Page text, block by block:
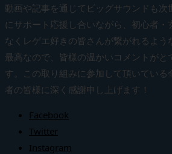
動画や記事を通じてビッグサウンドも次
にサポート応援し合いながら、初心者・
なくレゲエ好きの皆さんが繋がれるよう
最高なので、皆様の温かいコメントがと
す。この取り組みに参加して頂いてい
者の皆様に深く感謝申し上げます！
Facebook
Twitter
Instagram